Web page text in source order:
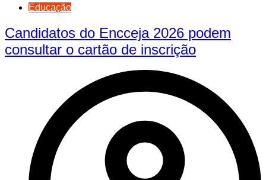
Educação
Candidatos do Encceja 2026 podem
consultar o cartão de inscrição